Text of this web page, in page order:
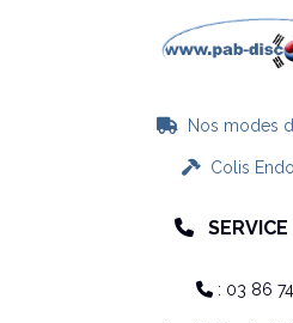
 Nos modes
Colis

 : 03 86